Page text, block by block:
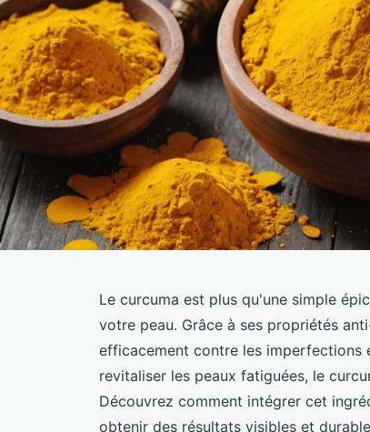
Le curcuma est plus qu'une simple
votre peau. Grâce à ses propriétés
efficacement contre les imperfections
revitaliser les peaux fatiguées, le
Découvrez comment intégrer cet
obtenir des résultats visibles et